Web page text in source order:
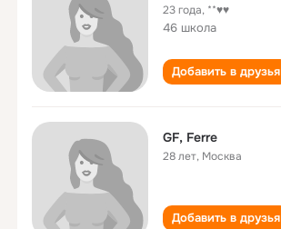
23 года, **♥♥
46 школа
Добавить в друзья
GF, Ferre
28 лет, Москва
Добавить в друзья